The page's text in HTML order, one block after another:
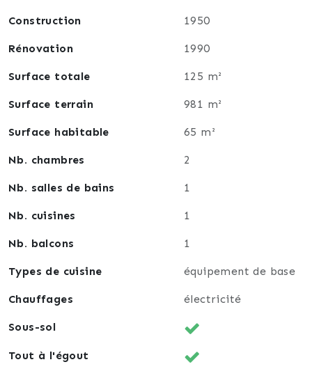
que la maison se trouve sur un terrain constructible.
électriques.
25 93 97.
Construction 1950
Rénovation 1990
Surface totale 125 m²
Surface terrain 981 m²
Surface habitable 65 m²
Nb. chambres 2
Nb. salles de bains 1
Nb. cuisines 1
Nb. balcons 1
Types de cuisine équipement de base
Chauffages électricité
Sous-sol
Tout à l'égout